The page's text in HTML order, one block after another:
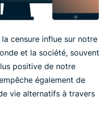
la censure influe sur notre
et la société, souvent
positive de notre
également de
vie alternatifs à travers